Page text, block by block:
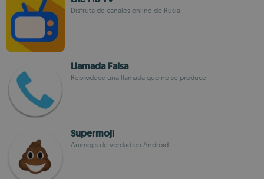
Disfruta de canales online de Rusia
Llamada Falsa
Reproduce una llamada que no se produce
Supermoji
Animojis de verdad en Android